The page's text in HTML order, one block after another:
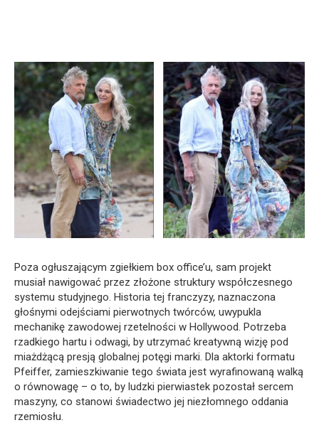
Poza ogłuszającym zgiełkiem box office’u, sam projekt
musiał nawigować przez złożone struktury współczesnego
systemu studyjnego. Historia tej franczyzy, naznaczona
głośnymi odejściami pierwotnych twórców, uwypukla
mechanikę zawodowej rzetelności w Hollywood. Potrzeba
rzadkiego hartu i odwagi, by utrzymać kreatywną wizję pod
miażdżącą presją globalnej potęgi marki. Dla aktorki formatu
Pfeiffer, zamieszkiwanie tego świata jest wyrafinowaną walką
o równowagę – o to, by ludzki pierwiastek pozostał sercem
maszyny, co stanowi świadectwo jej niezłomnego oddania
rzemiosłu.